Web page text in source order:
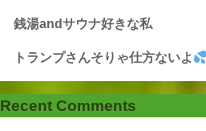
銭湯andサウナ好きな私
トランプさんそりゃ仕方ないよ
Recent Comments